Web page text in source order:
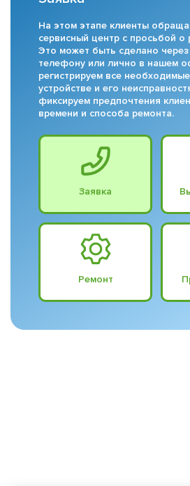
На этом этапе клиенты
сервисный центр с просьбой о
Это может быть сделано через
телефону или лично в нашем
регистрируем все
устройстве и его
фиксируем предпочтения
времени и способа ремонта.
Заявка
Ремонт